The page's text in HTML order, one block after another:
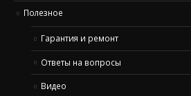
Полезное
Гарантия и ремонт
Ответы на вопросы
Видео